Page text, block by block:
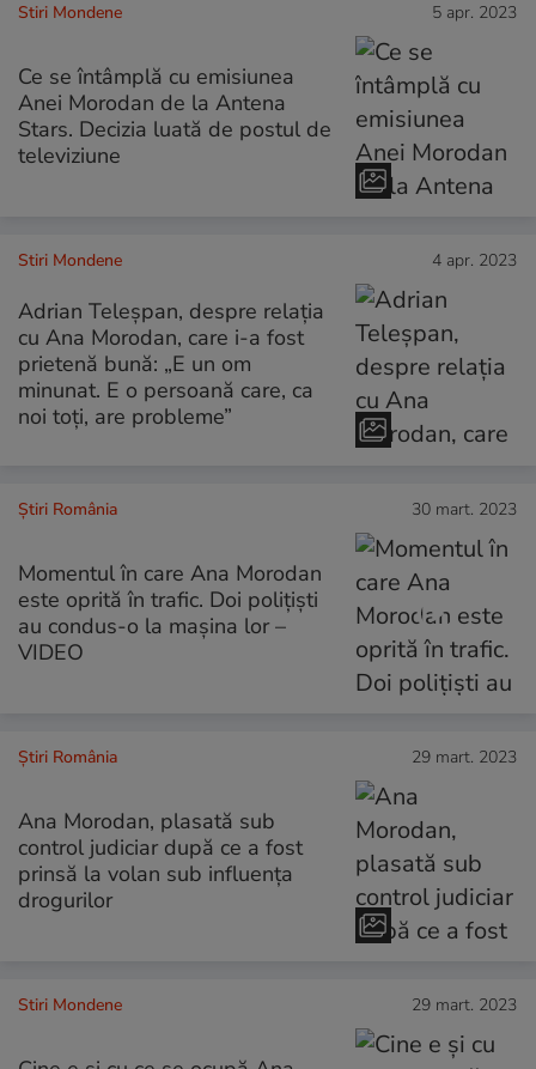
Stiri Mondene 5 apr. 2023
Ce se întâmplă cu emisiunea
Anei Morodan de la Antena
Stars. Decizia luată de postul de
televiziune
Stiri Mondene 4 apr. 2023
Adrian Teleșpan, despre relația
cu Ana Morodan, care i-a fost
prietenă bună: „E un om
minunat. E o persoană care, ca
noi toți, are probleme”
Știri România 30 mart. 2023
Momentul în care Ana Morodan
este oprită în trafic. Doi polițiști
au condus-o la mașina lor –
VIDEO
Știri România 29 mart. 2023
Ana Morodan, plasată sub
control judiciar după ce a fost
prinsă la volan sub influența
drogurilor
Stiri Mondene 29 mart. 2023